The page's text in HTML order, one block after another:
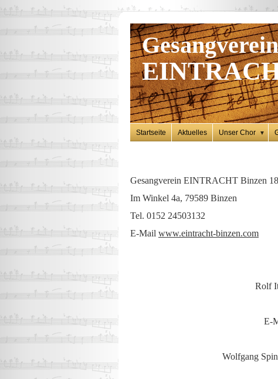
Gesangverein
Startseite Aktuelles Unser Chor▼
Gesangverein EINTRACHT Binzen
Im Winkel 4a, 79589 Binzen
Tel. 0152 24503132
E-Mail www.eintracht-binzen.com
Rolf
E-
Wolfgang